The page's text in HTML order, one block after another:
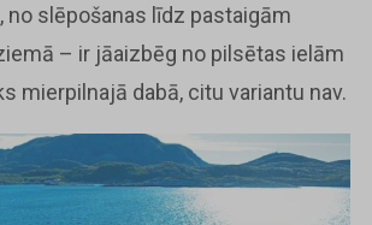
no slēpošanas līdz pastaigām
– ir jāaizbēg no pilsētas ielām
mierpilnajā dabā, citu variantu nav.